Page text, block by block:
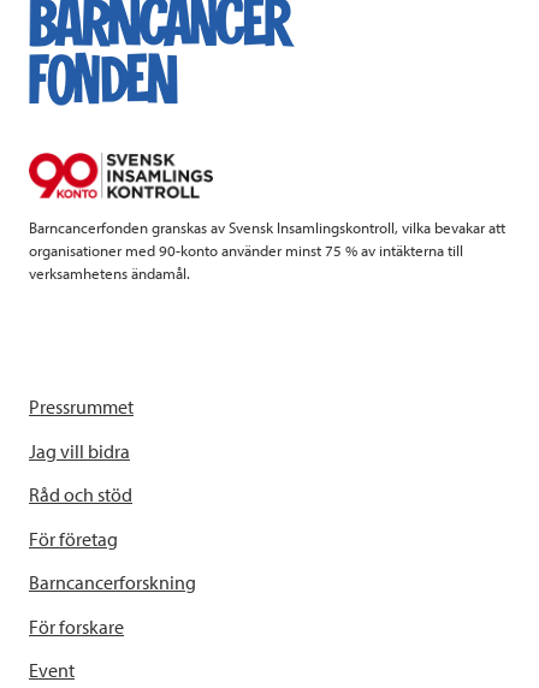
b
k
t
e
Barncancerfonden granskas av Svensk Insamlingskontroll, vilka bevakar att
organisationer med 90-konto använder minst 75 % av intäkterna till
verksamhetens ändamål.
Pressrummet
Jag vill bidra
Råd och stöd
För företag
Barncancerforskning
För forskare
Event